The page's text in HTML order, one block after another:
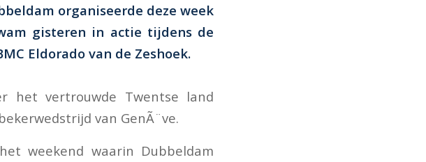
organiseerde deze week
gisteren in actie tijdens de
Eldorado van de Zeshoek.
het vertrouwde Twentse land
van GenÃ¨ve.
weekend waarin Dubbeldam